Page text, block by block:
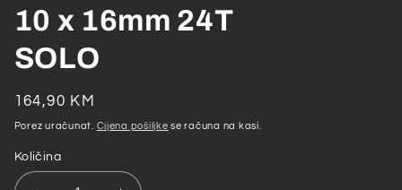
10 x 16mm 24T
SOLO
Redovna
cijena
164,90 KM
Porez uračunat. Cijena pošiljke se računa na kasi.
Količina